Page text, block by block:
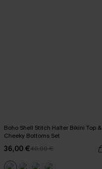
Boho Shell Stitch Halter Bikini Top &
Cheeky Bottoms Set
36,00 €40,00 €